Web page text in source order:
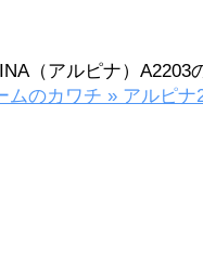
（アルピナ）A2203
のカワチ » アルピ